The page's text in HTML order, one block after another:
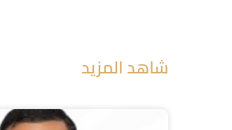
شاهد المزيد